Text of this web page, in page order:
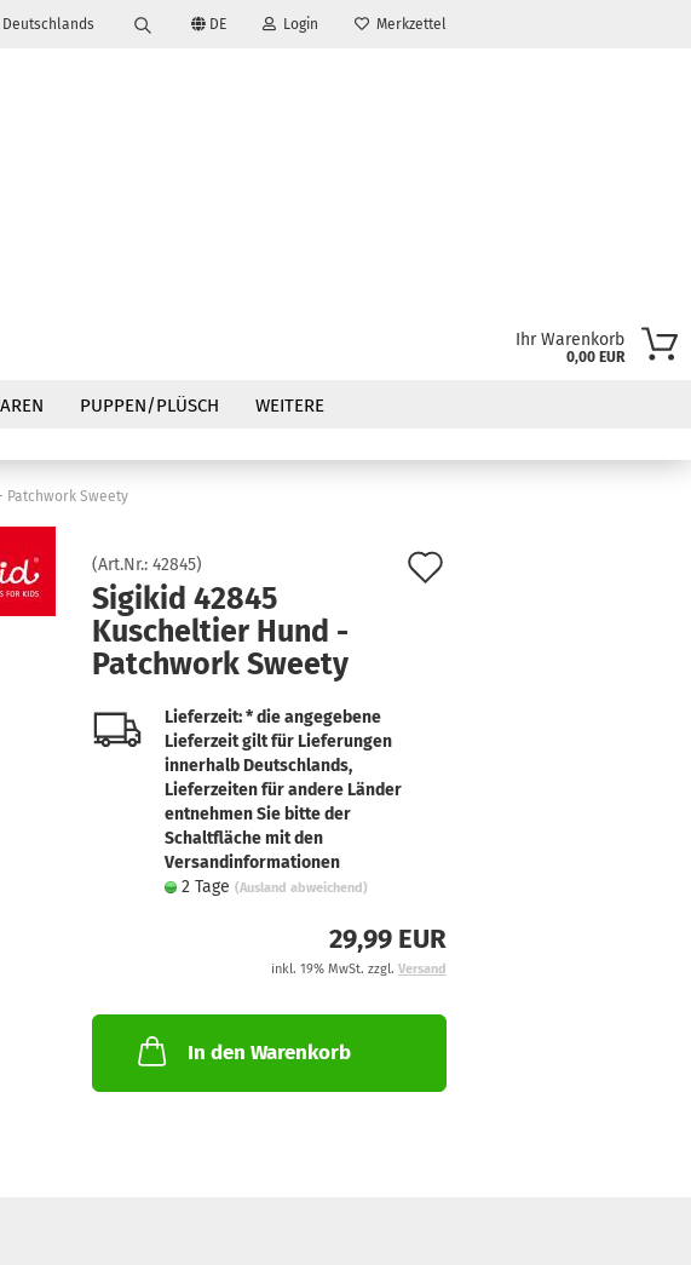
DE Login
vergessen?
Merkzettel
Ihr Warenkorb
0,00 EUR
PUPPEN/PLÜSCH WEITERE
Patchwork Sweety
(Art.Nr.: 42845)
Sigikid 42845
Kuscheltier Hund -
Patchwork Sweety
Lieferzeit: * die angegebene
Lieferzeit gilt für Lieferungen
innerhalb Deutschlands,
Lieferzeiten für andere Länder
entnehmen Sie bitte der
Schaltfläche mit den
Versandinformationen
2 Tage (Ausland abweichend)
29,99 EUR
inkl. 19% MwSt. zzgl. Versand
In den Warenkorb